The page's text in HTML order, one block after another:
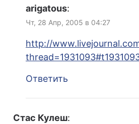
arigatous:
Чт, 28 Апр, 2005 в 04:27
http://
Ответить
Стас Кулеш: